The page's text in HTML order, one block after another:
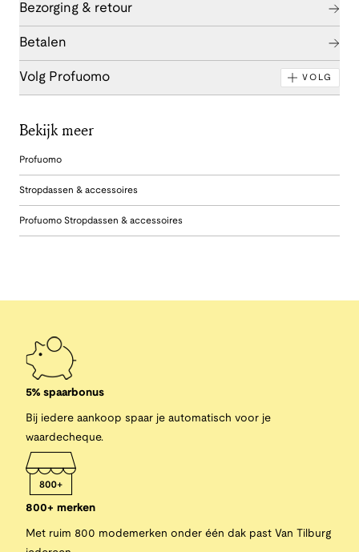
Bezorging & retour
Betalen
Volg Profuomo VOLG
Bekijk meer
Profuomo
Stropdassen & accessoires
Profuomo Stropdassen & accessoires
5% spaarbonus
Bij iedere aankoop spaar je automatisch voor je
waardecheque.
800+ merken
Met ruim 800 modemerken onder één dak past Van Tilburg